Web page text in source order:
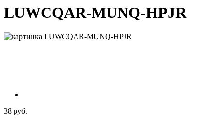
LUWCQAR-MUNQ-HPJR
38 руб.